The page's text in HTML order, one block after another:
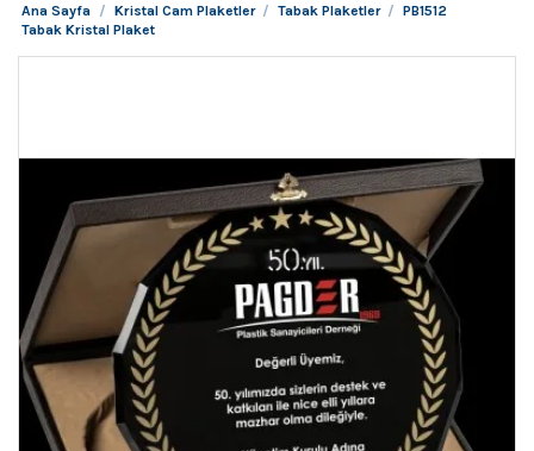
Ana Sayfa
Kristal Cam Plaketler Tabak Plaketler
PB1512
Tabak Kristal Plaket